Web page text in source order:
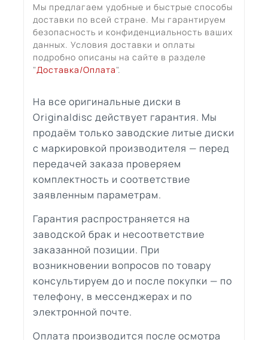
Мы предлагаем удобные и быстрые способы
доставки по всей стране. Мы гарантируем
безопасность и конфиденциальность ваших
данных. Условия доставки и оплаты
подробно описаны на сайте в разделе
"Доставка/Оплата".
На все оригинальные диски в
Originaldisc действует гарантия. Мы
продаём только заводские литые диски
с маркировкой производителя — перед
передачей заказа проверяем
комплектность и соответствие
заявленным параметрам.
Гарантия распространяется на
заводской брак и несоответствие
заказанной позиции. При
возникновении вопросов по товару
консультируем до и после покупки — по
телефону, в мессенджерах и по
электронной почте.
Оплата производится после осмотра